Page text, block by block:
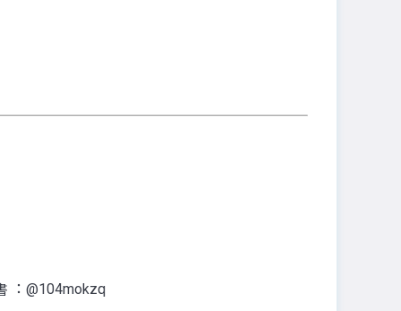
：@104mokzq